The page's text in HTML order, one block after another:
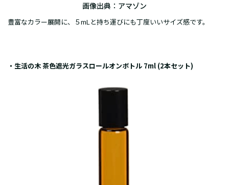
画像出典： アマゾン
豊富なカラー展開に、５mLと持ち運びにも丁度いいサイズ感です。
・生活の木 茶色遮光ガラスロールオンボトル 7ml (2本セット)